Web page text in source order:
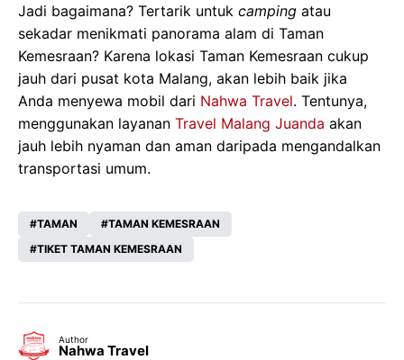
Jadi bagaimana? Tertarik untuk camping atau
sekadar menikmati panorama alam di Taman
Kemesraan? Karena lokasi Taman Kemesraan cukup
jauh dari pusat kota Malang, akan lebih baik jika
Anda menyewa mobil dari Nahwa Travel. Tentunya,
menggunakan layanan Travel Malang Juanda akan
jauh lebih nyaman dan aman daripada mengandalkan
transportasi umum.
TAMAN
TAMAN KEMESRAAN
TIKET TAMAN KEMESRAAN
Author
Nahwa Travel